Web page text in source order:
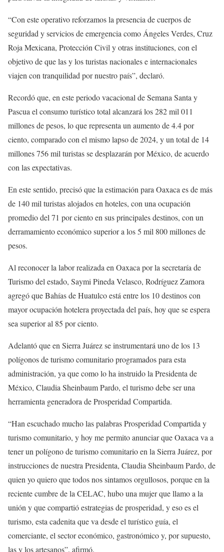
“Con este operativo reforzamos la presencia de cuerpos de
seguridad y servicios de emergencia como Ángeles Verdes, Cruz
Roja Mexicana, Protección Civil y otras instituciones, con el
objetivo de que las y los turistas nacionales e internacionales
viajen con tranquilidad por nuestro país”, declaró.
Recordó que, en este periodo vacacional de Semana Santa y
Pascua el consumo turístico total alcanzará los 282 mil 011
millones de pesos, lo que representa un aumento de 4.4 por
ciento, comparado con el mismo lapso de 2024, y un total de 14
millones 756 mil turistas se desplazarán por México, de acuerdo
con las expectativas.
En este sentido, precisó que la estimación para Oaxaca es de más
de 140 mil turistas alojados en hoteles, con una ocupación
promedio del 71 por ciento en sus principales destinos, con un
derramamiento económico superior a los 5 mil 800 millones de
pesos.
Al reconocer la labor realizada en Oaxaca por la secretaría de
Turismo del estado, Saymi Pineda Velasco, Rodríguez Zamora
agregó que Bahías de Huatulco está entre los 10 destinos con
mayor ocupación hotelera proyectada del país, hoy que se espera
sea superior al 85 por ciento.
Adelantó que en Sierra Juárez se instrumentará uno de los 13
polígonos de turismo comunitario programados para esta
administración, ya que como lo ha instruido la Presidenta de
México, Claudia Sheinbaum Pardo, el turismo debe ser una
herramienta generadora de Prosperidad Compartida.
“Han escuchado mucho las palabras Prosperidad Compartida y
turismo comunitario, y hoy me permito anunciar que Oaxaca va a
tener un polígono de turismo comunitario en la Sierra Juárez, por
instrucciones de nuestra Presidenta, Claudia Sheinbaum Pardo, de
quien yo quiero que todos nos sintamos orgullosos, porque en la
reciente cumbre de la CELAC, hubo una mujer que llamo a la
unión y que compartió estrategias de prosperidad, y eso es el
turismo, esta cadenita que va desde el turístico guía, el
comerciante, el sector económico, gastronómico y, por supuesto,
las y los artesanos”, afirmó.